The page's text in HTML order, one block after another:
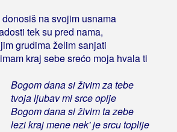
na svojim usnama
tek su pred nama,
grudima želim sanjati
kraj sebe srećo moja hvala ti
Bogom dana si živim za tebe
tvoja ljubav mi srce opije
Bogom dana si živim ta zebe
lezi kraj mene nek' je srcu toplije